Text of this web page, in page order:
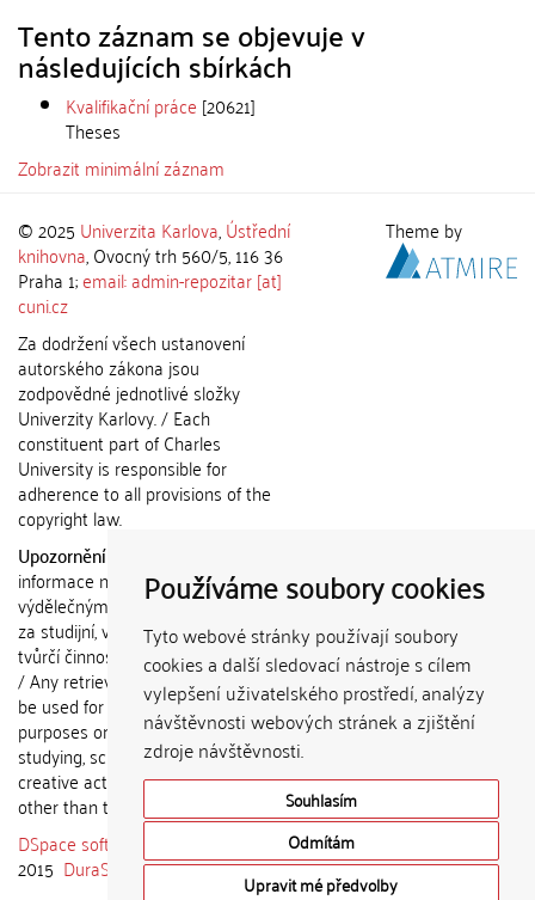
Používáme soubory cookies
Tyto webové stránky používají soubory
cookies a další sledovací nástroje s cílem
vylepšení uživatelského prostředí, analýzy
návštěvnosti webových stránek a zjištění
zdroje návštěvnosti.
Souhlasím
Odmítám
Upravit mé předvolby
Tento záznam se objevuje v
následujících sbírkách
Kvalifikační práce [20621]
Theses
Zobrazit minimální záznam
© 2025 Univerzita Karlova,Ústřední
knihovna, Ovocný trh 560/5, 116 36
Praha 1;email: admin-repozitar [at]
cuni.cz
Za dodržení všech ustanovení
autorského zákona jsou
zodpovědné jednotlivé složky
Univerzity Karlovy. / Each
constituent part of Charles
University is responsible for
adherence to all provisions of the
copyright law.
Upozornění / Notice:
informace nemohou být použity k
výdělečným účelům nebo vydávány
za studijní, vědeckou nebo jinou
tvůrčí činnost jiné osoby než autora.
/ Any retrieved information shall not
be used for any commercial
purposes or claimed as results of
studying, scientific or any other
creative activities of any person
other than the author.
DSpace software
copyright © 2002-
2015 DuraSpace
Theme by